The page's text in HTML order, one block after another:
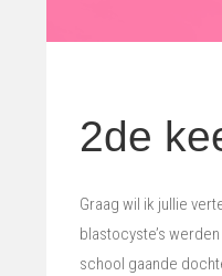
2de
Graag wil ik jullie
blastocyste’s
school gaande